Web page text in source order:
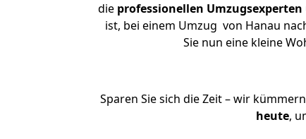
die professionellen Umzugsexperten
ist, bei einem Umzug von Hanau
Sie nun eine kleine
Sparen Sie sich die Zeit – wir
heute,